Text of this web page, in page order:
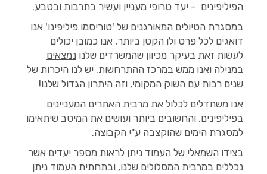
הפיליפינים – יעד טרופי מעניין ועשיר בתרבות ובטבע.
במסגרת הטיולים המאורגנים של 'טוריסמו פיליפינו' אנו
דואגים לכל פרט ולו הקטן ביותר, אנו כמובן יכולים
לעשות זאת בעיקר מכיוון שהמשרדים שלנו נמצאים
במנילה ואנו ממש במרכז ההתרחשות. יש לנו היכרות של
שנים רבות עם השוק המקומי, וזה היתרון הגדול שלנו!
אנו משתדלים לכלול את מרבית האתרים המעניינים
בפיליפינים, והחשובים ביותר ועושים את המיטב שיתאימו
למסגרת הימים שהוקצבה ע"י הקבוצה.
בצידו השמאלי של העמוד ניתן לראות מספר יעדים אשר
נכללים במרבית המסלולים שלנו, ובתחתית העמוד ניתן